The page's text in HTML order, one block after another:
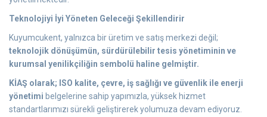
Teknolojiyi İyi Yöneten Geleceği Şekillendirir
Kuyumcukent, yalnızca bir üretim ve satış merkezi değil;
teknolojik dönüşümün, sürdürülebilir tesis yönetiminin ve
kurumsal yenilikçiliğin sembolü haline gelmiştir.
KİAŞ olarak; ISO kalite, çevre, iş sağlığı ve güvenlik ile enerji
yönetimi belgelerine sahip yapımızla, yüksek hizmet
standartlarımızı sürekli geliştirerek yolumuza devam ediyoruz.